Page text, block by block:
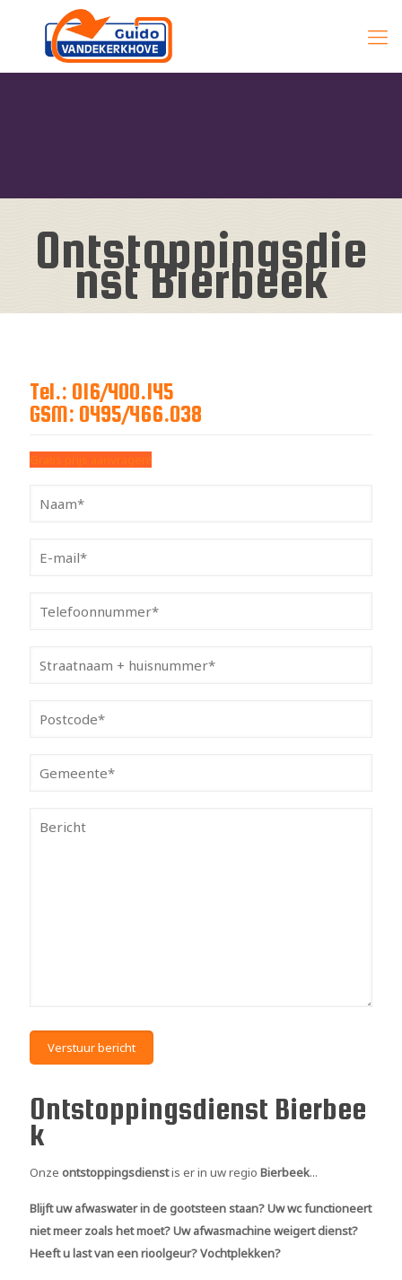
Ontstoppingsdie
nst Bierbeek
Tel.: 016/400.145
GSM: 0495/466.038
Ontstoppingsdienst Bierbee
k
Onze ontstoppingsdienstis er in uw regio Bierbeek...
Blijft uw afwaswater in de gootsteen staan? Uw wc functioneert
niet meer zoals het moet? Uw afwasmachine weigert dienst?
Heeft u last van een rioolgeur? Vochtplekken?